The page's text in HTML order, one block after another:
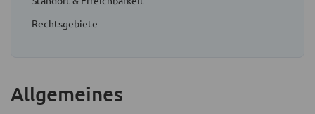
Rechtsgebiete
Allgemeines